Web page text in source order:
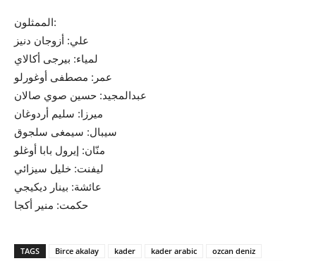
الممثلون:
علي: أزوجان دنيز
لمياء: بيرجى أكالاي
عمر: مصطفى أوغورلو
عبدالمجيد: حسين صوي صالان
ميرزا: سليم أردوغان
سيبال: سيمغى سلجوق
منّان: إيرول بابا أوغلو
ليفنت: خليل سيزائي
عائشة: بينار ديكيجي
حكمت: منير أكجا
TAGS Birce akalay kader kader arabic
ozcan deniz